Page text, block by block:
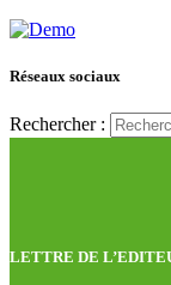
Réseaux sociaux
Rechercher :
LETTRE DE